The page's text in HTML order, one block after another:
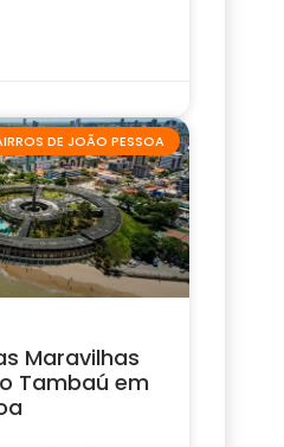
DE JOÃO PESSOA
Maravilhas
Tambaú em